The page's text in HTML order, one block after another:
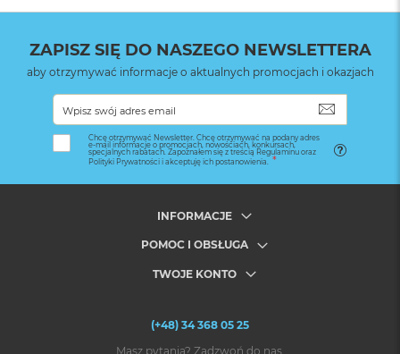
ZAPISZ SIĘ DO NASZEGO NEWSLETTERA
aby otrzymywać informacje o aktualnych promocjach i okazjach
Chcę otrzymywać Newsletter. Chcę otrzymywać na podany adres
e-mail informacje o promocjach, nowościach, konkursach,
specjalnych rabatach. Zapoznałem się z treścią Regulaminu oraz
Polityki Prywatności i akceptuję ich postanowienia.
INFORMACJE
POMOC I OBSŁUGA
TWOJE KONTO
(+48) 34 368 05 25
Masz pytania? Zadzwoń do nas.